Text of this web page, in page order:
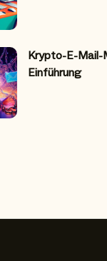
Krypto-E-Mail-
Einführung